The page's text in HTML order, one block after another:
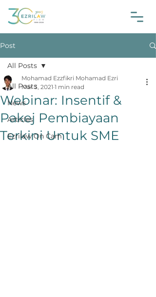
Post
All Posts
News
Articles
Ezrilaw On Cam
All Posts
Webinar: Insentif &
Pakej Pembiayaan
Terkini Untuk SME
Mohamad Ezzfikri Mohamad Ezri
Mar 3, 2021 1 min read